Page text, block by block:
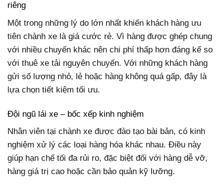
riêng
Một trong những lý do lớn nhất khiến khách hàng ưu
tiên chành xe là giá cước rẻ. Vì hàng được ghép chung
với nhiều chuyến khác nên chi phí thấp hơn đáng kể so
với thuê xe tải nguyên chuyến. Với những khách hàng
gửi số lượng nhỏ, lẻ hoặc hàng không quá gấp, đây là
lựa chọn tiết kiệm tối ưu.
Đội ngũ lái xe – bốc xếp kinh nghiệm
Nhân viên tại chành xe được đào tạo bài bản, có kinh
nghiệm xử lý các loại hàng hóa khác nhau. Điều này
giúp hạn chế tối đa rủi ro, đặc biệt đối với hàng dễ vỡ,
hàng giá trị cao hoặc cần bảo quản kỹ lưỡng.